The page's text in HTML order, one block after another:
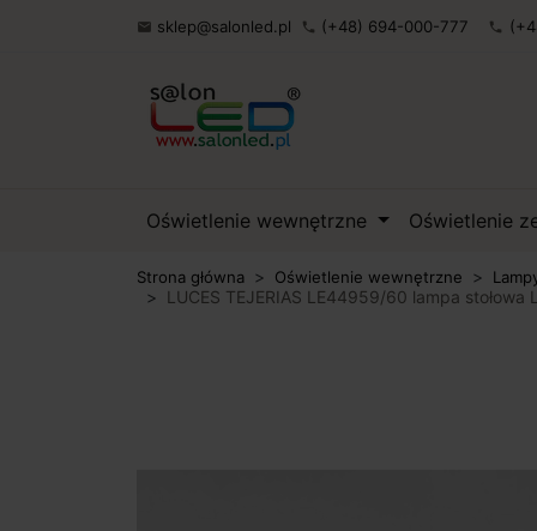
 sklep@salonled.pl phone (+48) 694-000-777 phone
Oświetlenie wewnętrzne Oświetlenie
Strona główna Oświetlenie wewnętrzne
LUCES TEJERIAS LE44959/60 lampa stołowa